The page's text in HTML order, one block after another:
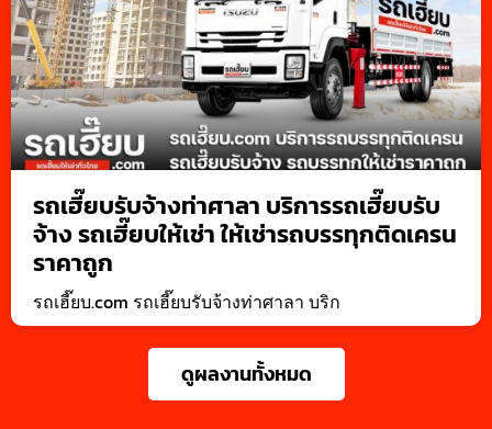
รถเฮี๊ยบรับจ้างท่าศาลา บริการรถเฮี๊ยบรับ
จ้าง รถเฮี๊ยบให้เช่า ให้เช่ารถบรรทุกติดเครน
ราคาถูก
รถเฮี๊ยบ.com รถเฮี๊ยบรับจ้างท่าศาลา บริก
ดูผลงานทั้งหมด